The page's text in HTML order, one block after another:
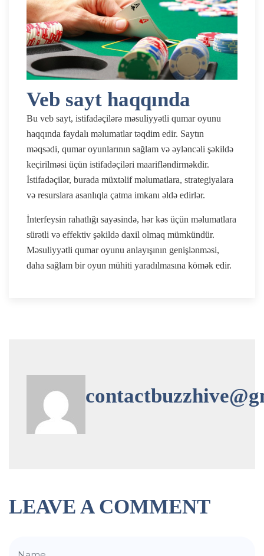
Veb sayt haqqında
Bu veb sayt, istifadəçilərə məsuliyyətli qumar oyunu
haqqında faydalı məlumatlar təqdim edir. Saytın
məqsədi, qumar oyunlarının sağlam və əyləncəli şəkildə
keçirilməsi üçün istifadəçiləri maarifləndirməkdir.
İstifadəçilər, burada müxtəlif məlumatlara, strategiyalara
və resurslara asanlıqla çatma imkanı əldə edirlər.
İnterfeysin rahatlığı sayəsində, hər kəs üçün məlumatlara
sürətli və effektiv şəkildə daxil olmaq mümkündür.
Məsuliyyətli qumar oyunu anlayışının genişlənməsi,
daha sağlam bir oyun mühiti yaradılmasına kömək edir.
LEAVE A COMMENT